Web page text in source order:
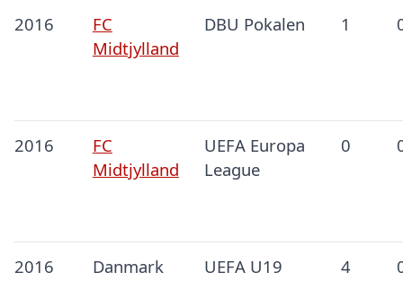
2016
FC
Midtjylland
DBU Pokalen 1
2016
FC
Midtjylland
UEFA Europa
League
0
2016
Danmark
UEFA U19
4